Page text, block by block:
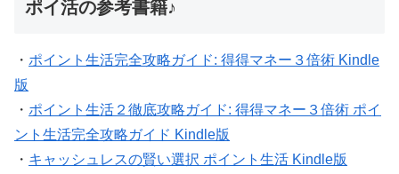
ポイ活の参考書籍♪
・ ポイント生活完全攻略ガイド: 得得マネー３倍術 Kindle
版
・ ポイント生活２徹底攻略ガイド: 得得マネー３倍術 ポイ
ント生活完全攻略ガイド Kindle版
・ キャッシュレスの賢い選択 ポイント生活 Kindle版